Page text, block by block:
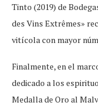
Tinto (2019) de
des Vins Extrêmes»
vitícola con mayor
Finalmente, en el
dedicado a los
Medalla de Oro al